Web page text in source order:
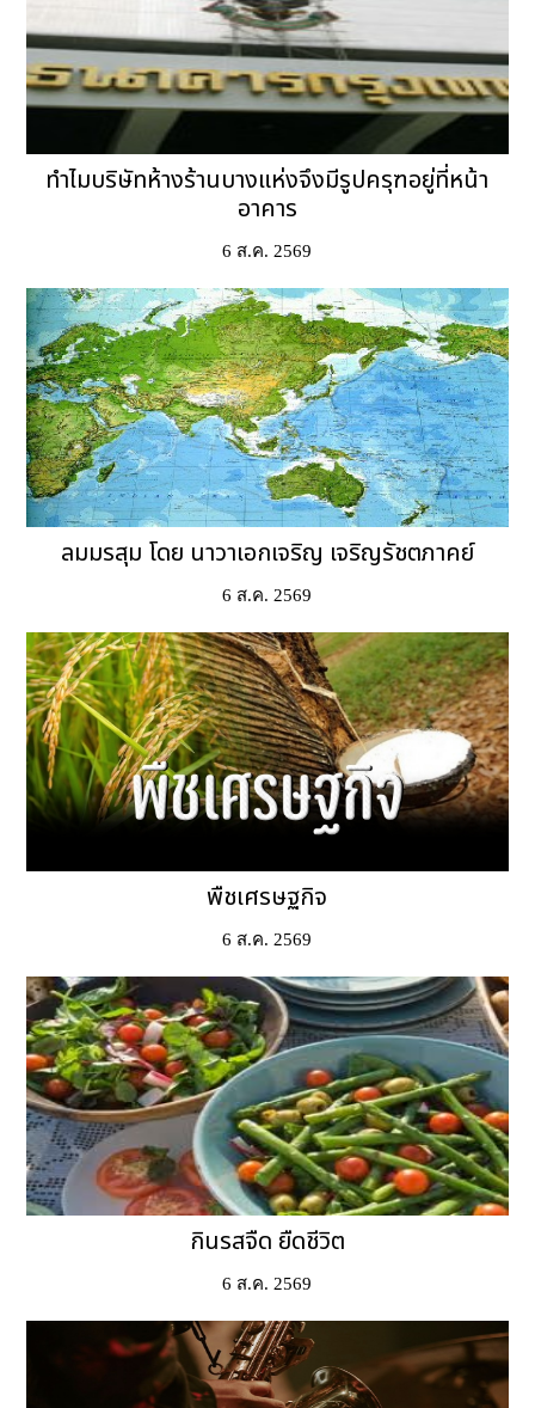
ทำไมบริษัทห้างร้านบางแห่งจึงมีรูปครุฑอยู่ที่หน้า
อาคาร
6 ส.ค. 2569
ลมมรสุม โดย นาวาเอกเจริญ เจริญรัชตภาคย์
6 ส.ค. 2569
พืชเศรษฐกิจ
6 ส.ค. 2569
กินรสจืด ยืดชีวิต
6 ส.ค. 2569